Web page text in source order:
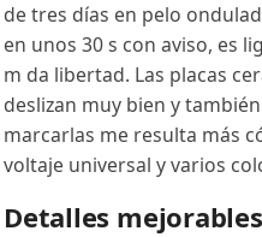
de tres días en pelo
en unos 30 s con aviso, es
m da libertad. Las placas
deslizan muy bien y
marcarlas me resulta más
voltaje universal y varios
Detalles